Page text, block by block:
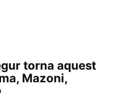
torna aquest
Mazoni,